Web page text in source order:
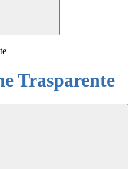
Trasparente